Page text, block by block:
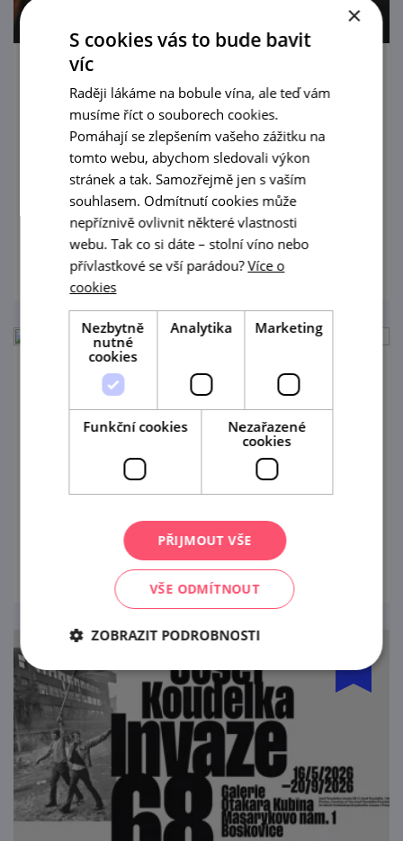
7. 8. '26
FESTIVÁLEK BEZ BOJŮ A VÁLEK 2026 pátek
7. srpna | Boskovice, za muzeem vstupné
dobrovolné
prohlédnout
Silver Fest
22. 8. '26
Čtvrtý ročník Silver Festu 2026 bude v tomto
roce jednodenní. Budete mít možnost si
pohodovou atmosféru Panského dvora v
Boskovicích.
prohlédnout
×
S cookies vás to bude bavit
víc
Raději lákáme na bobule vína, ale teď vám
musíme říct o souborech cookies.
Pomáhají se zlepšením vašeho zážitku na
tomto webu, abychom sledovali výkon
stránek a tak. Samozřejmě jen s vaším
souhlasem. Odmítnutí cookies může
nepříznivě ovlivnit některé vlastnosti
webu. Tak co si dáte – stolní víno nebo
přívlastkové se vší parádou?Více o
cookies
Nezbytně
nutné
cookies
Analytika Marketing
Funkční cookies
Nezařazené
cookies
PŘIJMOUT VŠE
VŠE ODMÍTNOUT
ZOBRAZIT PODROBNOSTI